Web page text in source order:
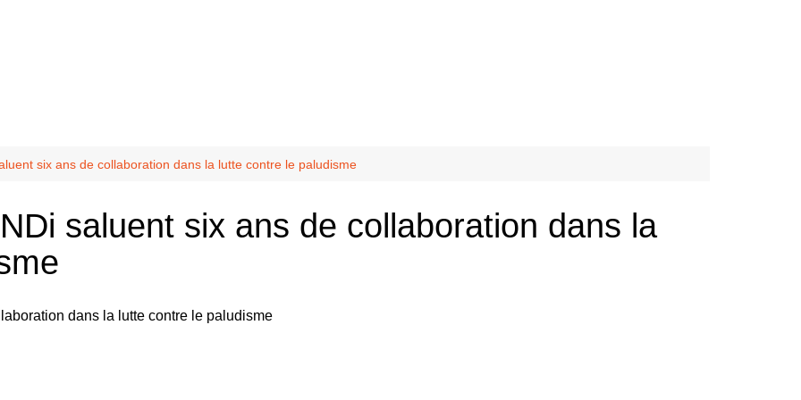
Balmont
La Doua
six ans de collaboration dans la lutte contre le paludisme
saluent six ans de collaboration dans la